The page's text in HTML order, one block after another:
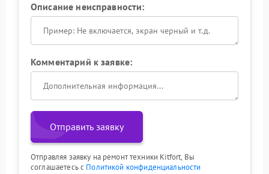
Описание неисправности:
Комментарий к заявке:
Отправить заявку
Отправляя заявку на ремонт техники Kitfort, Вы
соглашаетесь с Политикой конфиденциальности